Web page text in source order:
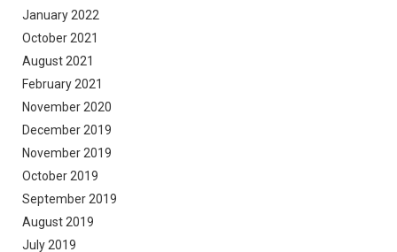
January 2022
October 2021
August 2021
February 2021
November 2020
December 2019
November 2019
October 2019
September 2019
August 2019
July 2019